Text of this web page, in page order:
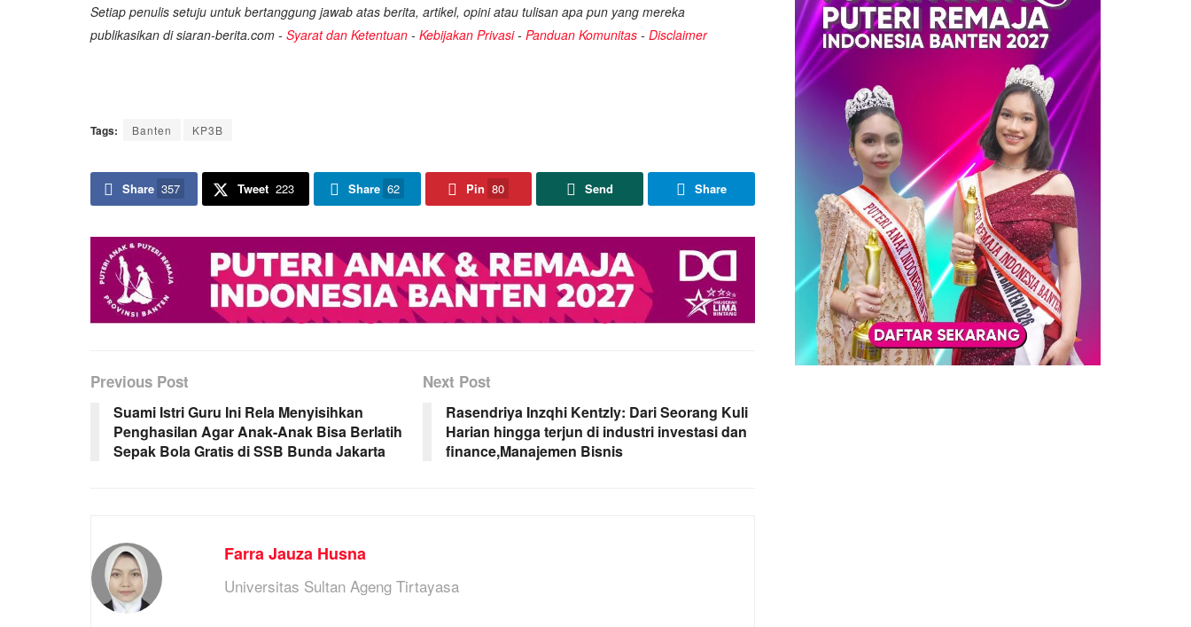
Setiap penulis setuju untuk bertanggung jawab atas berita, artikel, opini atau tulisan apa pun yang mereka
publikasikan di siaran-berita.com - Syarat dan Ketentuan - Kebijakan Privasi- Panduan Komunitas - Disclaimer
Tags: Banten KP3B
Share 357 Tweet 223 Share 62 Pin 80 Send Share
Previous Post
Suami Istri Guru Ini Rela Menyisihkan
Penghasilan Agar Anak-Anak Bisa Berlatih
Sepak Bola Gratis di SSB Bunda Jakarta
Next Post
Rasendriya Inzqhi Kentzly: Dari Seorang Kuli
Harian hingga terjun di industri investasi dan
finance,Manajemen Bisnis
Farra Jauza Husna
Universitas Sultan Ageng Tirtayasa